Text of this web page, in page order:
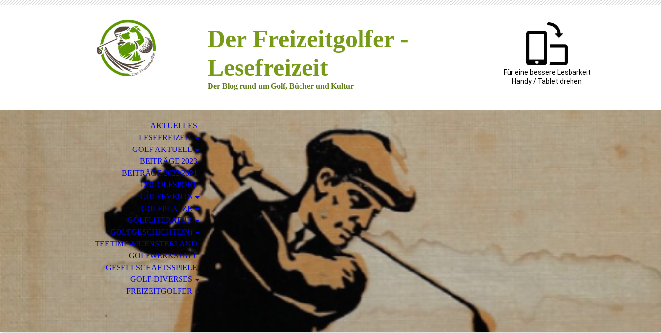
Der Freizeitgolfer -
Lesefreizeit
Der Blog rund um Golf, Bücher und Kultur
Für eine bessere Lesbarkeit
Handy / Tablet drehen
AKTUELLES
LESEFREIZEIT
GOLF AKTUELL
BEITRÄGE 2023
BEITRÄGE 2022/2021
123GOLFSPORT
GOLFEVENTS
GOLFPLÄTZE
GOLFLITERATUR
GOLFGESCHICHTE(N)
TEETIME-MUENSTERLAND
GOLFWERKSTATT
GESELLSCHAFTSSPIELE
GOLF-DIVERSES
FREIZEITGOLFER